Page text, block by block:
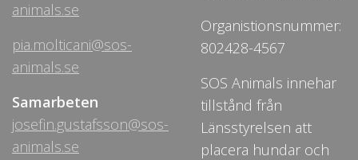
animals.se
pia.molticani@sos-
animals.se
Samarbeten
josefin.gustafsson@sos-
animals.se
Organistionsnummer:
802428-4567
SOS Animals innehar
tillstånd från
Länsstyrelsen att
placera hundar och